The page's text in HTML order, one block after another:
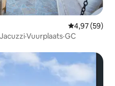
Gemiddelde
4,97 (59)